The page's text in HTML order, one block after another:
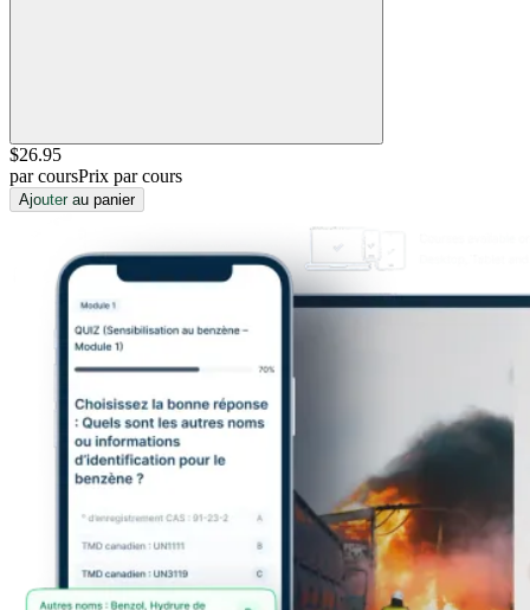
$26.95
par coursPrix par cours
Ajouter au panier